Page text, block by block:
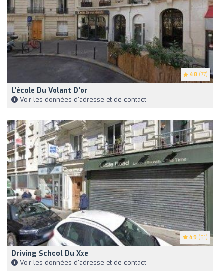
4.8 (77)
L'école Du Volant D'or
Voir les données d'adresse et de contact
4.9 (51)
Driving School Du Xxe
Voir les données d'adresse et de contact